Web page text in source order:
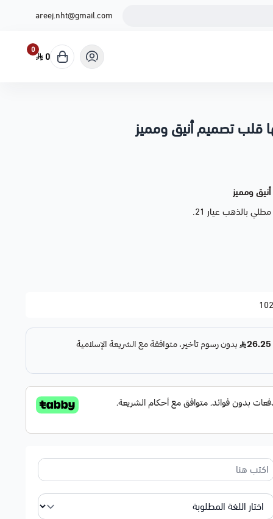
areej.nht@gmail.com
0
0
قلب تصميم أنيق ومميز
ومميز
بالذهب عيار 21.